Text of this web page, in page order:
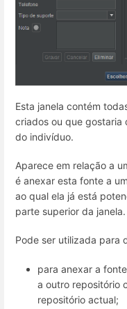
Esta janela contém
criados ou que gostaria
do indivíduo.
Aparece em relação a
é anexar esta fonte a
ao qual ela já está
parte superior da janela.
Pode ser utilizada para
para anexar a
a outro repositório
repositório actual;